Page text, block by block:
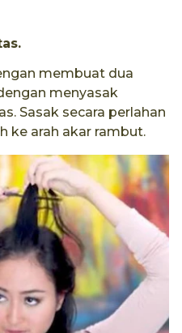
membuat dua
menyasak
Sasak secara perlahan
ke arah akar rambut.